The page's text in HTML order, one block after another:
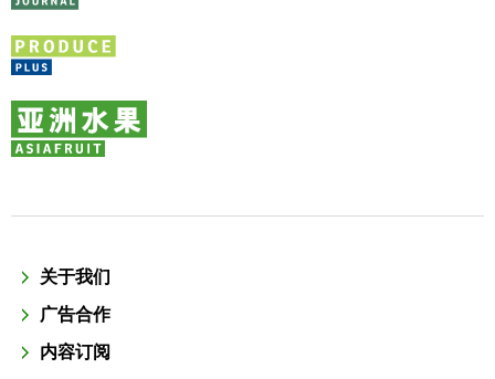
关于我们
广告合作
内容订阅